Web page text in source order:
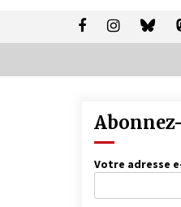
Votre adresse